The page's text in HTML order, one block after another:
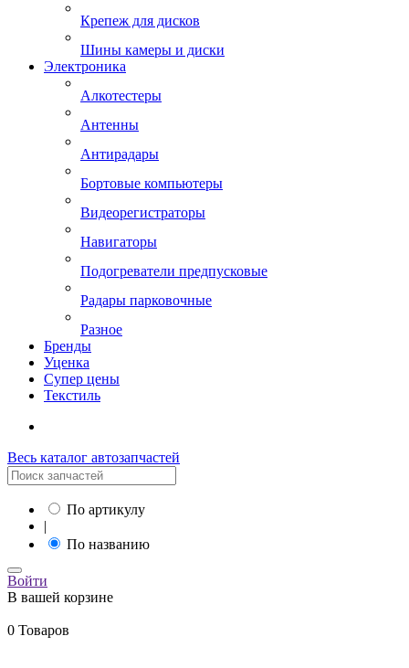
Крепеж для дисков
Шины камеры и диски
Электроника
Алкотестеры
Антенны
Антирадары
Бортовые компьютеры
Видеорегистраторы
Навигаторы
Подогреватели предпусковые
Радары парковочные
Разное
Бренды
Уценка
Супер цены
Текстиль
Весь каталог автозапчастей
По артикулу
|
По названию
Войти
В вашей корзине
0 Товаров